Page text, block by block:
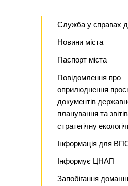
Служба у справах
Новини міста
Паспорт міста
Повідомлення про
оприлюднення
документів
планування та
стратегічну
Інформація для
Інформує ЦНАП
Запобігання